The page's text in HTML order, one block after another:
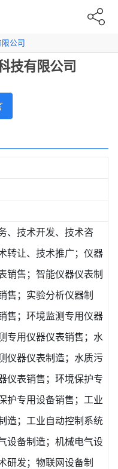
公司
技有限公司
、技术开发、技术咨
转让、技术推广；仪器
销售；智能仪器仪表制
售；实验分析仪器制
售；环境监测专用仪器
专用仪器仪表销售；水
仪器仪表制造；水质污
仪表销售；环境保护专
护专用设备销售；工业
造；工业自动控制系统
设备制造；机械电气设
研发；物联网设备制